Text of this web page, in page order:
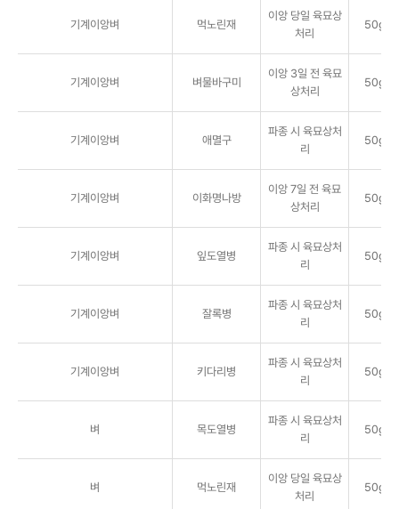
기계이앙벼 먹노린재
이앙 당일 육묘상
처리
50g/
기계이앙벼 벼물바구미
이앙 3일 전 육묘
상처리
50g/
기계이앙벼 애멸구
파종 시 육묘상처
리
50g/
기계이앙벼 이화명나방
이앙 7일 전 육묘
상처리
50g/
기계이앙벼 잎도열병
파종 시 육묘상처
리
50g/
기계이앙벼 잘록병
파종 시 육묘상처
리
50g/
기계이앙벼 키다리병
파종 시 육묘상처
리
50g/
벼 목도열병
파종 시 육묘상처
리
50g/
벼 먹노린재
이앙 당일 육묘상
처리
50g/